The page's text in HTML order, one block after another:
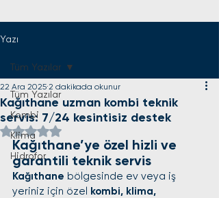
Yazı
Tüm Yazılar
Kombi
Klima
Hidrofor
Tüm Yazılar
Kağıthane uzman kombi teknik
servis: 7/24 kesintisiz destek
22 Ara 2025 2 dakikada okunur
5 üzerinden NaN yıldız
Kağıthane’ye özel hizli ve
garantili teknik servis
Kağıthane bölgesinde ev veya iş
yeriniz için özel kombi, klima,